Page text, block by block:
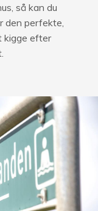
så kan du
den perfekte,
kigge efter